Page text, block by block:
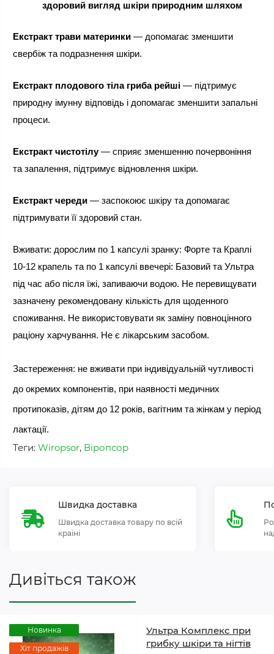
здоровий вигляд шкіри природним шляхом
Екстракт трави материнки — допомагає зменшити
свербіж та подразнення шкіри.
Екстракт плодового тіла гриба рейші — підтримує
природну імунну відповідь і допомагає зменшити запальні
процеси.
Екстракт чистотілу — сприяє зменшенню почервоніння
та запалення, підтримує відновлення шкіри.
Екстракт череди — заспокоює шкіру та допомагає
підтримувати її здоровий стан.
Вживати: дорослим по 1 капсулі зранку: Форте та Краплі
10-12 крапель та по 1 капсулі ввечері: Базовий та Ультра
під час або після їжі, запиваючи водою. Не перевищувати
зазначену рекомендовану кількість для щоденного
споживання. Не використовувати як заміну повноцінного
раціону харчування. Не є лікарським засобом.
Застереження: не вживати при індивідуальній чутливості
до окремих компонентів, при наявності медичних
протипоказів, дітям до 12 років, вагітним та жінкам у період
лактації.
Теги: Wiropsor, Віропсор
Швидка доставка
Швидка доставка товару по всій
країні
Дивіться також
Новинка
Хіт продажів
Ультра Комплекс при
грибку шкіри та нігтів